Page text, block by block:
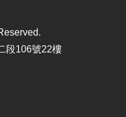
段106號22樓